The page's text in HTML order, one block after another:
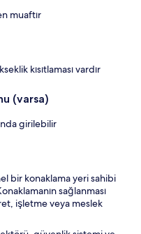
muaftır
kısıtlaması vardır
(varsa)
girilebilir
bir konaklama yeri sahibi
sağlanması
işletme veya meslek